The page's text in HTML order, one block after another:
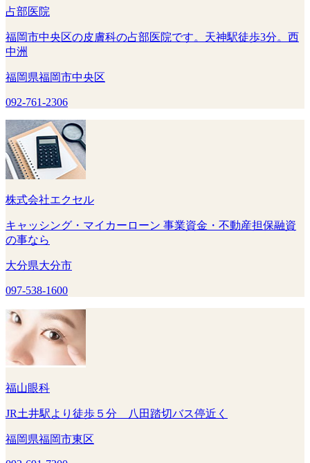
占部医院
福岡市中央区の皮膚科の占部医院です。天神駅徒歩3分。西
中洲
福岡県福岡市中央区
092-761-2306
株式会社エクセル
キャッシング・マイカーローン 事業資金・不動産担保融資
の事なら
大分県大分市
097-538-1600
福山眼科
JR土井駅より徒歩５分 八田踏切バス停近く
福岡県福岡市東区